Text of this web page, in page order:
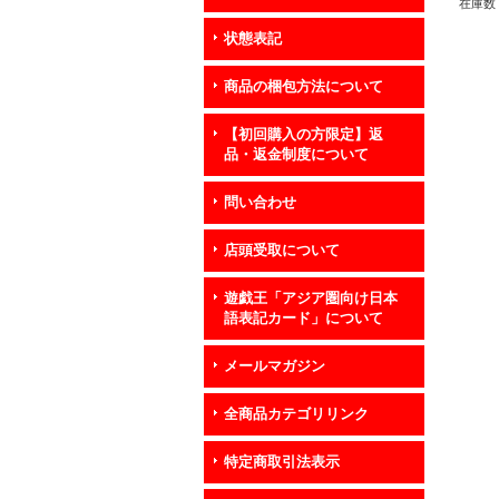
状態表記
商品の梱包方法について
【初回購入の方限定】返
品・返金制度について
問い合わせ
店頭受取について
遊戯王「アジア圏向け日本
語表記カード」について
メールマガジン
全商品カテゴリリンク
特定商取引法表示
在庫数